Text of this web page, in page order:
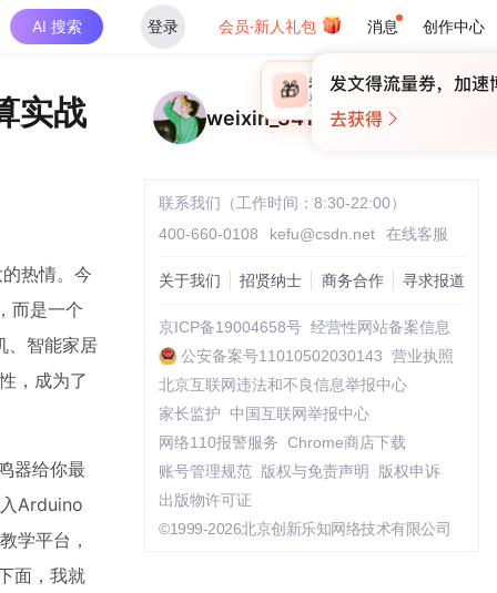
AI 搜索 登录 会员·新人礼包 消息 创作中心
×
🎁 未登录
登录领取最高
实战
热情。今
而是一个
、智能家居
，成为了
器给你最
Arduino
学平台，
面，我就
weixin_34194829
联系我们（工作时间：8:30-22:00）
400-660-0108
kefu@csdn.net 在线客服
关于我们 招贤纳士 商务合作 寻求报道
京ICP备19004658号 经营性网站备案信息
公安备案号11010502030143 营业执照
北京互联网违法和不良信息举报中心
家长监护
中国互联网举报中心
网络110报警服务 Chrome商店下载
账号管理规范
版权与免责声明
版权申诉
出版物许可证
©1999-2026北京创新乐知网络技术有限公司